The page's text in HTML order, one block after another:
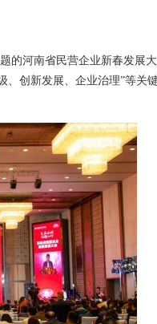
河南省民营企业新春发展
创新发展、企业治理”等关键